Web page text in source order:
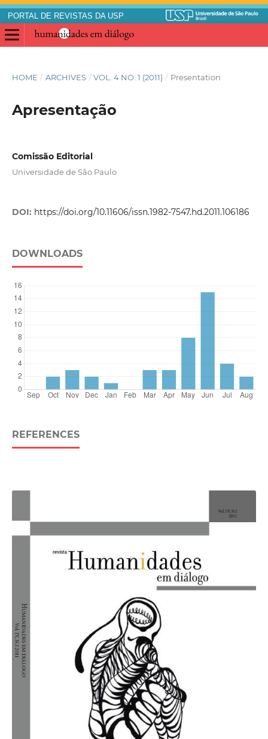
PORTAL DE REVISTAS DA USP
HOME / ARCHIVES / VOL. 4 NO. 1 (2011) / Presentation
Apresentação
Comissão Editorial
Universidade de São Paulo
DOI: https://doi.org/10.11606/issn.1982-7547.hd.2011.106186
DOWNLOADS
REFERENCES